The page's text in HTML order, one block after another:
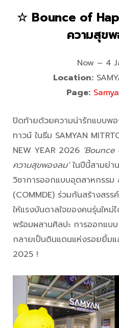
☆ Bounce of
ความสุข
Now – 4
Location:
Page:
ปิดท้ายด้วยความน่ารักแบบพ
ทาวน์ ในธีม SAMYAN
NEW YEAR 2026
ความสุขพองลม’ในปีนี้สามย่า
วิชาการออกแบบอุตสาหกรรม
(COMMDE) ร่วมกันสร้างสร
ให้แรงบันดาลใจของคนรุ่นให
พร้อมผสานศิลปะ การออกแบ
กลายเป็นดินแดนแห่งรอยยิ้ม
2025 !